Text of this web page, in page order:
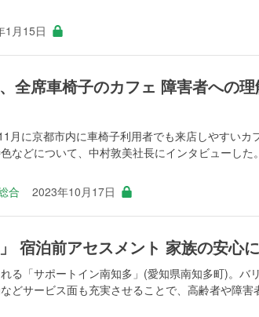
1月15日
全席車椅子のカフェ 障害者への
月に京都市内に車椅子利用者でも来店しやすいカ
などについて、中村敦美社長にインタビューした
合 2023年10月17日
宿泊前アセスメント 家族の安心に
る「サポートイン南知多」(愛知県南知多町)。バ
どサービス面も充実させることで、高齢者や障害